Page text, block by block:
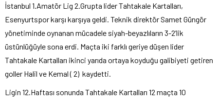
İstanbul 1.Amatör Lig 2.Grupta lider Tahtakale Kartalları,
Esenyurtspor karşı karşıya geldi. Teknik direktör Samet Güngör
yönetiminde oynanan mücadele siyah-beyazlıların 3-2’lik
üstünlüğüyle sona erdi. Maçta iki farklı geriye düşen lider
Tahtakale Kartalları ikinci yarıda ortaya koyduğu galibiyeti getiren
goller Halil ve Kemal ( 2) kaydetti.
Ligin 12.Haftası sonunda Tahtakale Kartalları 12 maçta 10